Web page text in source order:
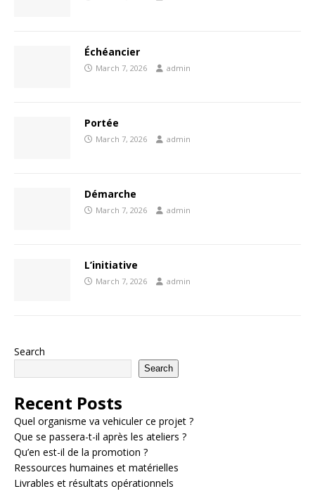
Échéancier
March 7, 2026 admin
Portée
March 7, 2026 admin
Démarche
March 7, 2026 admin
L’initiative
March 7, 2026 admin
Search
Search
Recent Posts
Quel organisme va vehiculer ce projet ?
Que se passera-t-il après les ateliers ?
Qu’en est-il de la promotion ?
Ressources humaines et matérielles
Livrables et résultats opérationnels